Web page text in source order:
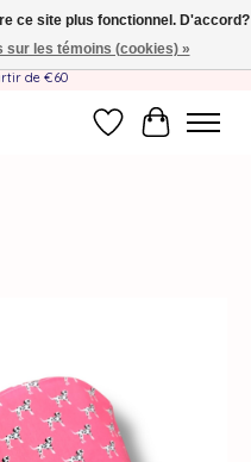
de livraison BE & NL
de €60
Liste dePanier
ce site plus fonctionnel. D'accord?
sur les témoins (cookies) »